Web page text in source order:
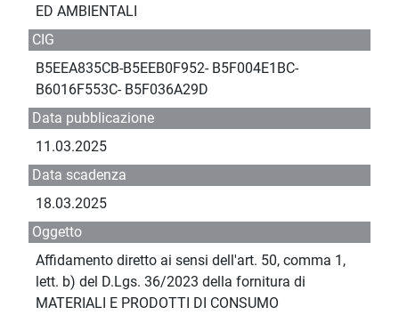
ED AMBIENTALI
CIG
B5EEA835CB-B5EEB0F952- B5F004E1BC-
B6016F553C- B5F036A29D
Data pubblicazione
11.03.2025
Data scadenza
18.03.2025
Oggetto
Affidamento diretto ai sensi dell'art. 50, comma 1,
lett. b) del D.Lgs. 36/2023 della fornitura di
MATERIALI E PRODOTTI DI CONSUMO